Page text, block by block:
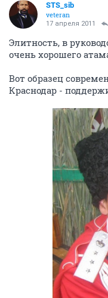
STS_sib
veteran
17 апреля 2011
Элитность, в
очень хорошего
Вот образец
Краснодар -